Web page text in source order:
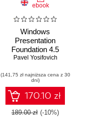
,David Solomon
ebook
Windows
Presentation
Foundation 4.5
Cookbook. For C#
book offers a fast
route to getting
more closely
acquainted with the
ins and outs of
Pavel Yosifovich
(141,75 zł najniższa cena z 30
dni)
170.10 zł
189.00 zł (-10%)